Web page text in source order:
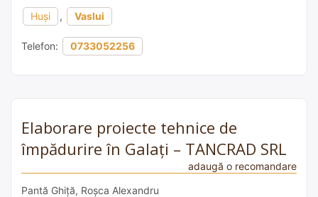
Huși , Vaslui
Telefon: 0733052256
Elaborare proiecte tehnice de
împădurire în Galați – TANCRAD SRL
adaugă o recomandare
Pantă Ghiță, Roșca Alexandru